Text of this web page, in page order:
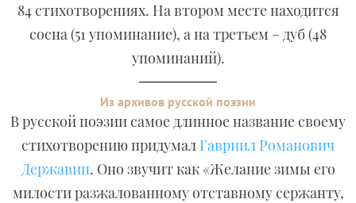
84 стихотворениях. На втором месте находится
сосна (51 упоминание), а на третьем – дуб (48
упоминаний).
Из архивов русской поэзии
В русской поэзии самое длинное название своему
стихотворению придумал Гавриил Романович
Державин. Оно звучит как «Желание зимы его
милости разжалованному отставному сержанту,